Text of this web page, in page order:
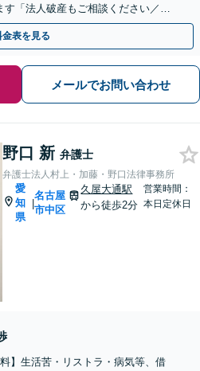
「法人破産もご相談ください／会
供」【休日・夜間相談可】
金表を見る
メールでお問い合わせ
野口 新 弁護士
弁護士法人村上・加藤・野口法律事務所
愛
知
県
|
名古屋
市中区
久屋大通駅
から徒歩2分
営業時間：
本日定休日
】生活苦・リストラ・病気等、借